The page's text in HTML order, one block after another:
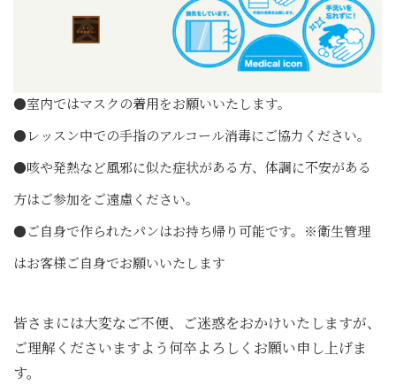
●室内ではマスクの着用をお願いいたします。
●レッスン中での手指のアルコール消毒にご協力ください。
●咳や発熱など風邪に似た症状がある方、体調に不安がある
方はご参加をご遠慮ください。
●ご自身で作られたパンはお持ち帰り可能です。※衛生管理
はお客様ご自身でお願いいたします
皆さまには大変なご不便、ご迷惑をおかけいたしますが、
ご理解くださいますよう何卒よろしくお願い申し上げま
す。